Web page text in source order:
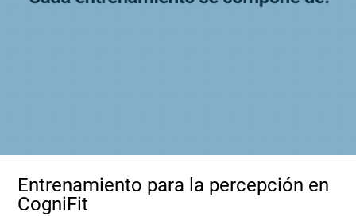
Entrenamiento para la percepción en
CogniFit